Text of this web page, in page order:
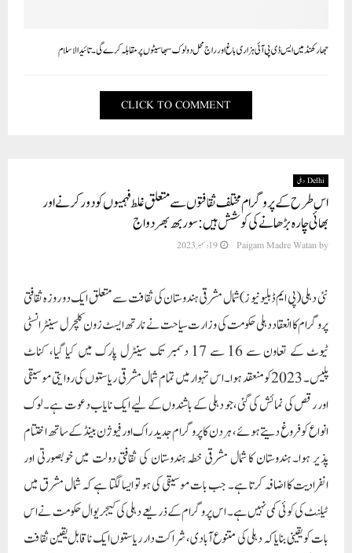
جھارکھنڈ میں ایس ڈی پی آئی ہزاری باغ اور راج محل دو لوک سبھا سیٹوں پر مقابلہ کرے گی۔ تائید الاسلام
CLICK TO COMMENT
Delhi دہلی
اس طرح کے پروگرام مختلف ثقافتوں سے متعلق غلط فہمیوں کو دور کرنے اور
بھائی چارہ بڑھانے کی کوشش ہیں: سوربھ بھردواج
by
Paigam Madre Watan 19 دسمبر 2023
نئی دہلی(پی ایم ڈبلیو نیو ز)شمال مشرقی ہندوستان کی ثقافت سے متعلق ایک دو روزہ ثقافتی
پروگرام کا انعقاد دہلی حکومت کی وزارت سیاحت نے نارتھ ایسٹ زون کلچرل سینٹر انسٹی
ٹیوٹ کے تعاون سے 16 سے 17 دسمبر تک سینٹرل پارک میں کیا گیا، کناٹ
پلیس۔ 2023 کو منعقد ہوا۔ اس تہوار میں تمام شمال مشرقی ریاستوں کی روایتی موسیقی
اور رقص کی نمائش کی گئی، جو دہلی کے باشندوں کے لیے ایک نایاب دعوت ہے۔ لوک
انواع کو فروغ دیتے ہوئے، ہر دن کا پروگرام جدید راک اور فیوژن بینڈ کے ساتھ اختتام
پذیر ہوا۔ ہندوستان کا شمال مشرقی خطہ ہندوستان کی ثقافتی دولت میں خوبصورتی اور
انفرادیت کا اضافہ کرتا ہے۔ جب بات موسیقی کی ہو تو ایسا لگتا ہے کہ شمال مشرق میں
ٹیلنٹ کی کوئی کمی نہیں ہے۔ اس پروگرام کے ذریعے دہلی کی کیجریوال حکومت نے اس
بات کو یقینی بنایا کہ دہلی کی متنوع آبادی، شراکت دار ریاستوں ایک ناقابل یقین ثقافت